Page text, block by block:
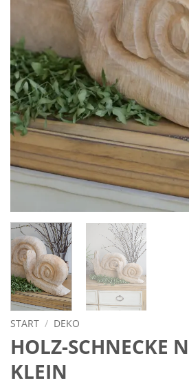
START / DEKO
HOLZ-SCHNECKE
KLEIN